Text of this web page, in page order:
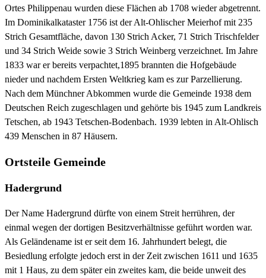
Ortes Philippenau wurden diese Flächen ab 1708 wieder abgetrennt.
Im Dominikalkataster 1756 ist der Alt-Ohlischer Meierhof mit 235
Strich Gesamtfläche, davon 130 Strich Acker, 71 Strich Trischfelder
und 34 Strich Weide sowie 3 Strich Weinberg verzeichnet. Im Jahre
1833 war er bereits verpachtet,1895 brannten die Hofgebäude
nieder und nachdem Ersten Weltkrieg kam es zur Parzellierung.
Nach dem Münchner Abkommen wurde die Gemeinde 1938 dem
Deutschen Reich zugeschlagen und gehörte bis 1945 zum Landkreis
Tetschen, ab 1943 Tetschen-Bodenbach. 1939 lebten in Alt-Ohlisch
439 Menschen in 87 Häusern.
Ortsteile Gemeinde
Hadergrund
Der Name Hadergrund dürfte von einem Streit herrühren, der
einmal wegen der dortigen Besitzverhältnisse geführt worden war.
Als Geländename ist er seit dem 16. Jahrhundert belegt, die
Besiedlung erfolgte jedoch erst in der Zeit zwischen 1611 und 1635
mit 1 Haus, zu dem später ein zweites kam, die beide unweit des